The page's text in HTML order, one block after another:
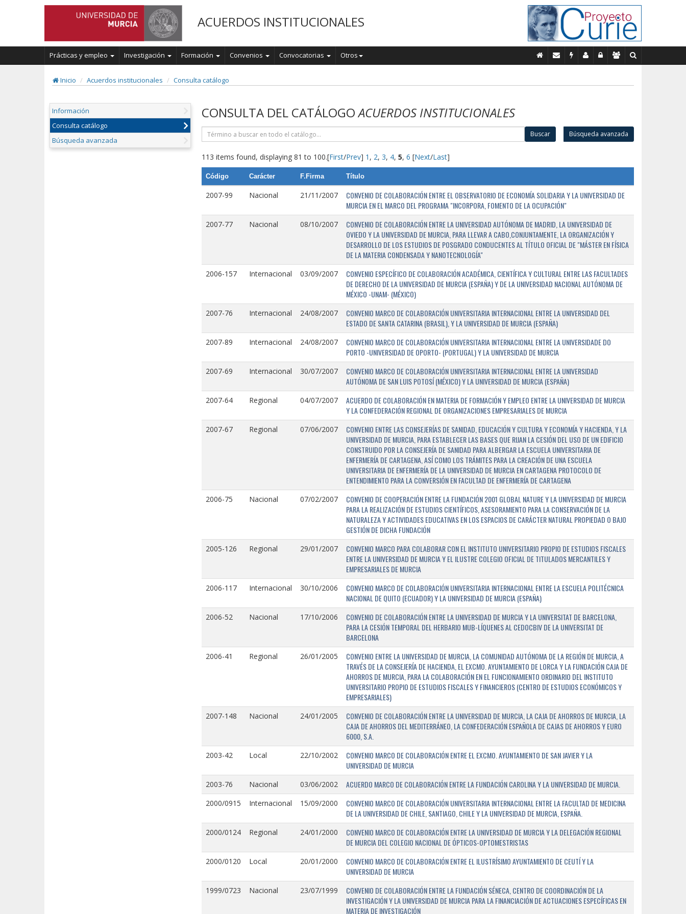
ACUERDOS INSTITUCIONALES
Prácticas y empleo Investigación Formación Convenios Convocatorias Otros
Inicio Acuerdos institucionales Consulta catálogo
Información
Consulta catálogo
Búsqueda avanzada
CONSULTA DEL CATÁLOGOACUERDOS INSTITUCIONALES
Buscar Búsqueda avanzada
113 items found, displaying 81 to 100.[First/Prev] 1 , 2, 3, 4, 5, 6 [Next/Last]
Código Carácter F.Firma Título
2007-99 Nacional 21/11/2007
CONVENIO DE COLABORACIÓN ENTRE EL OBSERVATORIO DE ECONOMÍA SOLIDARIA Y LA UNIVERSIDAD DE
MURCIA EN EL MARCO DEL PROGRAMA "INCORPORA, FOMENTO DE LA OCUPACIÓN"
2007-77 Nacional 08/10/2007
CONVENIO DE COLABORACIÓN ENTRE LA UNIVERSIDAD AUTÓNOMA DE MADRID, LA UNIVERSIDAD DE
OVIEDO Y LA UNIVERSIDAD DE MURCIA, PARA LLEVAR A CABO,CONJUNTAMENTE, LA ORGANIZACIÓN Y
DESARROLLO DE LOS ESTUDIOS DE POSGRADO CONDUCENTES AL TÍTULO OFICIAL DE "MÁSTER EN FÍSICA
DE LA MATERIA CONDENSADA Y NANOTECNOLOGÍA"
2006-157 Internacional 03/09/2007
CONVENIO ESPECÍFICO DE COLABORACIÓN ACADÉMICA, CIENTÍFICA Y CULTURAL ENTRE LAS FACULTADES
DE DERECHO DE LA UNIVERSIDAD DE MURCIA (ESPAÑA) Y DE LA UNIVERSIDAD NACIONAL AUTÓNOMA DE
MÉXICO -UNAM- (MÉXICO)
2007-76 Internacional 24/08/2007
CONVENIO MARCO DE COLABORACIÓN UNIVERSITARIA INTERNACIONAL ENTRE LA UNIVERSIDAD DEL
ESTADO DE SANTA CATARINA (BRASIL), Y LA UNIVERSIDAD DE MURCIA (ESPAÑA)
2007-89 Internacional 24/08/2007
CONVENIO MARCO DE COLABORACIÓN UNIVERSITARIA INTERNACIONAL ENTRE LA UNIVERSIDADE DO
PORTO -UNIVERSIDAD DE OPORTO- (PORTUGAL) Y LA UNIVERSIDAD DE MURCIA
2007-69 Internacional 30/07/2007
CONVENIO MARCO DE COLABORACIÓN UNIVERSITARIA INTERNACIONAL ENTRE LA UNIVERSIDAD
AUTÓNOMA DE SAN LUIS POTOSÍ (MÉXICO) Y LA UNIVERSIDAD DE MURCIA (ESPAÑA)
2007-64 Regional 04/07/2007
ACUERDO DE COLABORACIÓN EN MATERIA DE FORMACIÓN Y EMPLEO ENTRE LA UNIVERSIDAD DE MURCIA
Y LA CONFEDERACIÓN REGIONAL DE ORGANIZACIONES EMPRESARIALES DE MURCIA
2007-67 Regional 07/06/2007
CONVENIO ENTRE LAS CONSEJERÍAS DE SANIDAD, EDUCACIÓN Y CULTURA Y ECONOMÍA Y HACIENDA, Y LA
UNIVERSIDAD DE MURCIA, PARA ESTABLECER LAS BASES QUE RIJAN LA CESIÓN DEL USO DE UN EDIFICIO
CONSTRUIDO POR LA CONSEJERÍA DE SANIDAD PARA ALBERGAR LA ESCUELA UNIVERSITARIA DE
ENFERMERÍA DE CARTAGENA, ASÍ COMO LOS TRÁMITES PARA LA CREACIÓN DE UNA ESCUELA
UNIVERSITARIA DE ENFERMERÍA DE LA UNIVERSIDAD DE MURCIA EN CARTAGENA PROTOCOLO DE
ENTENDIMIENTO PARA LA CONVERSIÓN EN FACULTAD DE ENFERMERÍA DE CARTAGENA
2006-75 Nacional 07/02/2007
CONVENIO DE COOPERACIÓN ENTRE LA FUNDACIÓN 2001 GLOBAL NATURE Y LA UNIVERSIDAD DE MURCIA
PARA LA REALIZACIÓN DE ESTUDIOS CIENTÍFICOS, ASESORAMIENTO PARA LA CONSERVACIÓN DE LA
NATURALEZA Y ACTIVIDADES EDUCATIVAS EN LOS ESPACIOS DE CARÁCTER NATURAL PROPIEDAD O BAJO
GESTIÓN DE DICHA FUNDACIÓN
2005-126 Regional 29/01/2007
CONVENIO MARCO PARA COLABORAR CON EL INSTITUTO UNIVERSITARIO PROPIO DE ESTUDIOS FISCALES
ENTRE LA UNIVERSIDAD DE MURCIA Y EL ILUSTRE COLEGIO OFICIAL DE TITULADOS MERCANTILES Y
EMPRESARIALES DE MURCIA
2006-117 Internacional 30/10/2006
CONVENIO MARCO DE COLABORACIÓN UNIVERSITARIA INTERNACIONAL ENTRE LA ESCUELA POLITÉCNICA
NACIONAL DE QUITO (ECUADOR) Y LA UNIVERSIDAD DE MURCIA (ESPAÑA)
2006-52 Nacional 17/10/2006
CONVENIO DE COLABORACIÓN ENTRE LA UNIVERSIDAD DE MURCIA Y LA UNIVERSITAT DE BARCELONA,
PARA LA CESIÓN TEMPORAL DEL HERBARIO MUB-LÍQUENES AL CEDOCBIV DE LA UNIVERSITAT DE
BARCELONA
2006-41 Regional 26/01/2005
CONVENIO ENTRE LA UNIVERSIDAD DE MURCIA, LA COMUNIDAD AUTÓNOMA DE LA REGIÓN DE MURCIA, A
TRAVÉS DE LA CONSEJERÍA DE HACIENDA, EL EXCMO. AYUNTAMIENTO DE LORCA Y LA FUNDACIÓN CAJA DE
AHORROS DE MURCIA, PARA LA COLABORACIÓN EN EL FUNCIONAMIENTO ORDINARIO DEL INSTITUTO
UNIVERSITARIO PROPIO DE ESTUDIOS FISCALES Y FINANCIEROS (CENTRO DE ESTUDIOS ECONÓMICOS Y
EMPRESARIALES)
2007-148 Nacional 24/01/2005
CONVENIO DE COLABORACIÓN ENTRE LA UNIVERSIDAD DE MURCIA, LA CAJA DE AHORROS DE MURCIA, LA
CAJA DE AHORROS DEL MEDITERRÁNEO, LA CONFEDERACIÓN ESPAÑOLA DE CAJAS DE AHORROS Y EURO
6000, S.A.
2003-42 Local 22/10/2002
CONVENIO MARCO DE COLABORACIÓN ENTRE EL EXCMO. AYUNTAMIENTO DE SAN JAVIER Y LA
UNIVERSIDAD DE MURCIA
2003-76 Nacional 03/06/2002 ACUERDO MARCO DE COLABORACIÓN ENTRE LA FUNDACIÓN CAROLINA Y LA UNIVERSIDAD DE MURCIA.
2000/0915 Internacional 15/09/2000
CONVENIO MARCO DE COLABORACIÓN UNIVERSITARIA INTERNACIONAL ENTRE LA FACULTAD DE MEDICINA
DE LA UNIVERSIDAD DE CHILE, SANTIAGO, CHILE Y LA UNIVERSIDAD DE MURCIA, ESPAÑA.
2000/0124 Regional 24/01/2000
CONVENIO MARCO DE COLABORACIÓN ENTRE LA UNIVERSIDAD DE MURCIA Y LA DELEGACIÓN REGIONAL
DE MURCIA DEL COLEGIO NACIONAL DE ÓPTICOS-OPTOMESTRISTAS
2000/0120 Local 20/01/2000
CONVENIO MARCO DE COLABORACIÓN ENTRE EL ILUSTRÍSIMO AYUNTAMIENTO DE CEUTÍ Y LA
UNIVERSIDAD DE MURCIA
1999/0723 Nacional 23/07/1999
CONVENIO DE COLABORACIÓN ENTRE LA FUNDACIÓN SÉNECA, CENTRO DE COORDINACIÓN DE LA
INVESTIGACIÓN Y LA UNIVERSIDAD DE MURCIA PARA LA FINANCIACIÓN DE ACTUACIONES ESPECÍFICAS EN
MATERIA DE INVESTIGACIÓN